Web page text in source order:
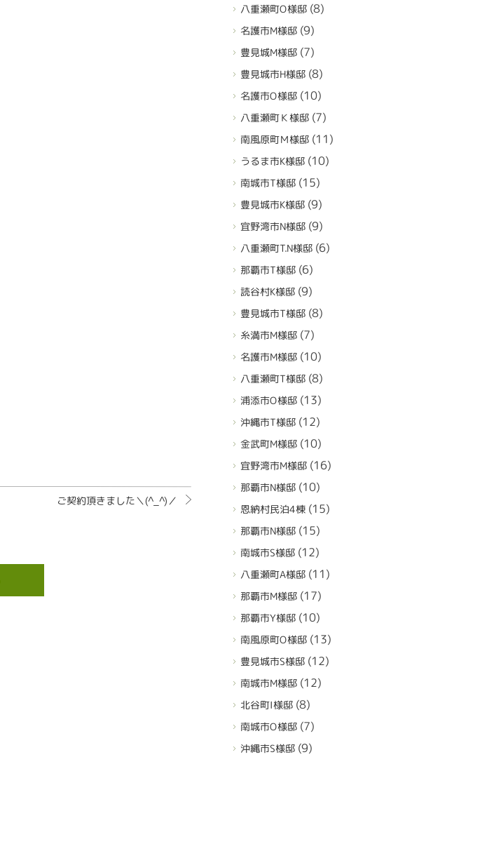
ご契約頂きました＼(^_^)／
八重瀬町O様邸(8)
名護市M様邸(9)
豊見城M様邸(7)
豊見城市H様邸(8)
名護市O様邸(10)
八重瀬町Ｋ様邸(7)
南風原町Ｍ様邸(11)
うるま市K様邸(10)
南城市T様邸(15)
豊見城市K様邸(9)
宜野湾市N様邸(9)
八重瀬町T.N様邸(6)
那覇市T様邸(6)
読谷村K様邸(9)
豊見城市T様邸(8)
糸満市M様邸(7)
名護市M様邸(10)
八重瀬町T様邸(8)
浦添市O様邸(13)
沖縄市T様邸(12)
金武町M様邸(10)
宜野湾市M様邸(16)
那覇市N様邸(10)
恩納村民泊4棟(15)
那覇市N様邸(15)
南城市S様邸(12)
八重瀬町A様邸(11)
那覇市M様邸(17)
那覇市Y様邸(10)
南風原町O様邸(13)
豊見城市S様邸(12)
南城市M様邸(12)
北谷町I様邸(8)
南城市O様邸(7)
沖縄市S様邸(9)